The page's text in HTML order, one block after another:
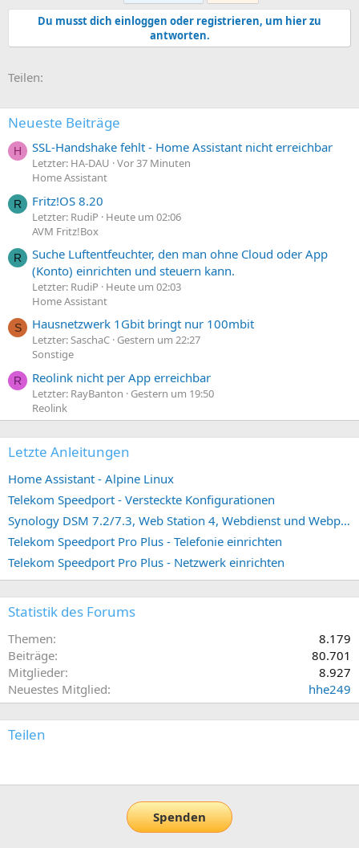
Du musst dich einloggen oder registrieren, um hier zu
antworten.
Teilen:
Neueste Beiträge
H SSL-Handshake fehlt - Home Assistant nicht erreichbar
Letzter: HA-DAU Vor 37 Minuten
Home Assistant
R Fritz!OS 8.20
Letzter: RudiP
Heute um 02:06
AVM Fritz!Box
R
Suche Luftentfeuchter, den man ohne Cloud oder App
(Konto) einrichten und steuern kann.
Letzter: RudiP
Heute um 02:03
Home Assistant
S Hausnetzwerk 1Gbit bringt nur 100mbit
Letzter: SaschaC Gestern um 22:27
Sonstige
R Reolink nicht per App erreichbar
Letzter: RayBanton
Gestern um 19:50
Reolink
Letzte Anleitungen
Home Assistant - Alpine Linux
Telekom Speedport - Versteckte Konfigurationen
Synology DSM 7.2/7.3, Web Station 4, Webdienst und Webportal erstellen (ehemals vHost)
Telekom Speedport Pro Plus - Telefonie einrichten
Telekom Speedport Pro Plus - Netzwerk einrichten
Statistik des Forums
Themen
8.179
Beiträge
80.701
Mitglieder
8.927
Neuestes Mitglied
hhe249
Teilen
Spenden